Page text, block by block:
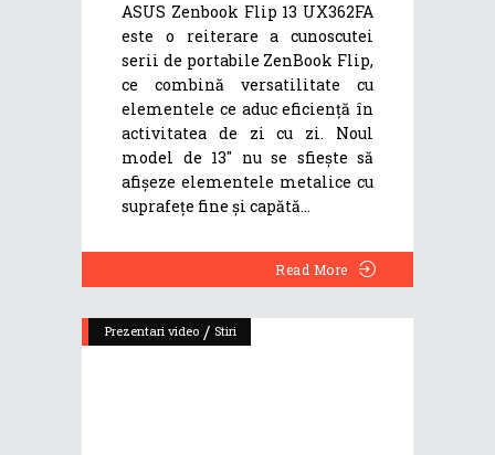
ASUS Zenbook Flip 13 UX362FA
este o reiterare a cunoscutei
serii de portabile ZenBook Flip,
ce combină versatilitate cu
elementele ce aduc eficiență în
activitatea de zi cu zi. Noul
model de 13" nu se sfiește să
afișeze elementele metalice cu
suprafețe fine și capătă
Read More
Prezentari video / Stiri